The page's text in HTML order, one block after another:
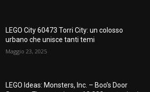
LEGO City 60473 Torri City: un colosso
urbano che unisce tanti temi
Maggio 23, 2025
LEGO Ideas: Monsters, Inc. – Boo’s Door